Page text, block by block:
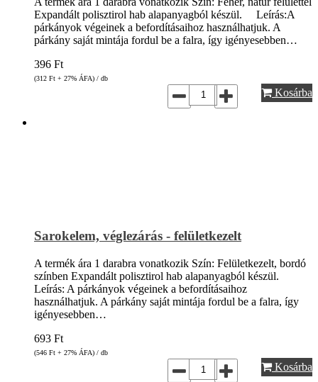
Expandált polisztirol hab alapanyagból készül. Leírás:A
párkányok végeinek a befordításaihoz használhatjuk. A
párkány saját mintája fordul be a falra, így igényesebben…
396 Ft
(312 Ft + 27% ÁFA) / db
Kosárba
Sarokelem, véglezárás - felületkezelt
A termék ára 1 darabra vonatkozik Szín: Felületkezelt, bordó
színben Expandált polisztirol hab alapanyagból készül.
Leírás: A párkányok végeinek a befordításaihoz
használhatjuk. A párkány saját mintája fordul be a falra, így
igényesebben…
693 Ft
(546 Ft + 27% ÁFA) / db
Kosárba